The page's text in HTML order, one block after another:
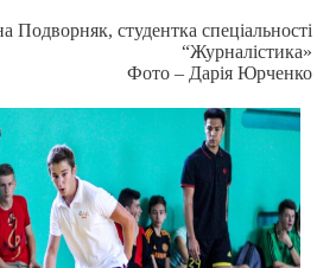
Подворняк, студентка спеціальності
“Журналістика»
Фото – Дарія Юрченко